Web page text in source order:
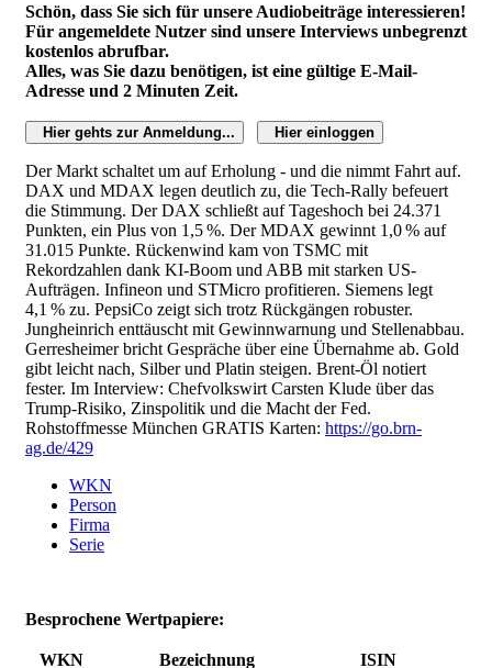
Schön, dass Sie sich für unsere Audiobeiträge interessieren!
Für angemeldete Nutzer sind unsere Interviews unbegrenzt
kostenlos abrufbar.
Alles, was Sie dazu benötigen, ist eine gültige E-Mail-
Adresse und 2 Minuten Zeit.
Hier gehts zur Anmeldung... Hier einloggen
Der Markt schaltet um auf Erholung - und die nimmt Fahrt auf.
DAX und MDAX legen deutlich zu, die Tech-Rally befeuert
die Stimmung. Der DAX schließt auf Tageshoch bei 24.371
Punkten, ein Plus von 1,5 %. Der MDAX gewinnt 1,0 % auf
31.015 Punkte. Rückenwind kam von TSMC mit
Rekordzahlen dank KI-Boom und ABB mit starken US-
Aufträgen. Infineon und STMicro profitieren. Siemens legt
4,1 % zu. PepsiCo zeigt sich trotz Rückgängen robuster.
Jungheinrich enttäuscht mit Gewinnwarnung und Stellenabbau.
Gerresheimer bricht Gespräche über eine Übernahme ab. Gold
gibt leicht nach, Silber und Platin steigen. Brent-Öl notiert
fester. Im Interview: Chefvolkswirt Carsten Klude über das
Trump-Risiko, Zinspolitik und die Macht der Fed.
Rohstoffmesse München GRATIS Karten: https://go.brn-
ag.de/429
WKN
Person
Firma
Serie
Besprochene Wertpapiere:
WKN Bezeichnung
ISIN